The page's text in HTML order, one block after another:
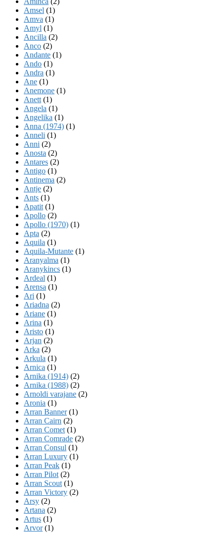
Amsel (1)
Amva (1)
Amyl (1)
Ancilla (2)
Anco (2)
Andante (1)
Ando (1)
Andra (1)
Ane (1)
Anemone (1)
Anett (1)
Angela (1)
Angelika (1)
Anna (1974) (1)
Anneli (1)
Anni (2)
Anosta (2)
Antares (2)
Antigo (1)
Antinema (2)
Antje (2)
Ants (1)
Apatit (1)
Apollo (2)
Apollo (1970) (1)
Apta (2)
Aquila (1)
Aquila-Mutante (1)
Aranyalma (1)
Aranykincs (1)
Ardeal (1)
Arensa (1)
Ari (1)
Ariadna (2)
Ariane (1)
Arina (1)
Aristo (1)
Arjan (2)
Arka (2)
Arkula (1)
Arnica (1)
Arnika (1914) (2)
Arnika (1988) (2)
Arnoldi varajane (2)
Aronia (1)
Arran Banner(1)
Arran Cairn (2)
Arran Comet (1)
Arran Comrade (2)
Arran Consul (1)
Arran Luxury (1)
Arran Peak (1)
Arran Pilot (2)
Arran Scout (1)
Arran Victory (2)
Arsy (2)
Artana (2)
Artus (1)
Arvor(1)